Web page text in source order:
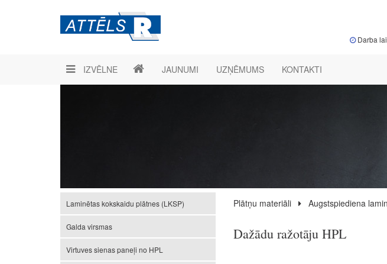
Darba
IZVĒLNE JAUNUMI UZŅĒMUMS KONTAKTI
Laminētas kokskaidu plātnes (LKSP)
Galda virsmas
Virtuves sienas paneļi no HPL
Plātņu materiāli Augstspiediena
Dažādu ražotāju HPL